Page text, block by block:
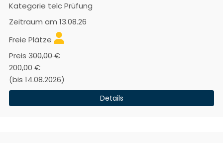
Kategorie telc Prüfung
Zeitraum am 13.08.26
Freie Plätze
Preis 300,00 €
200,00 €
(bis 14.08.2026)
Details